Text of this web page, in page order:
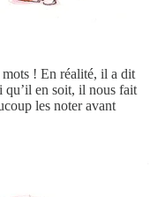
mots ! En réalité, il a dit
qu’il en soit, il nous fait
les noter avant